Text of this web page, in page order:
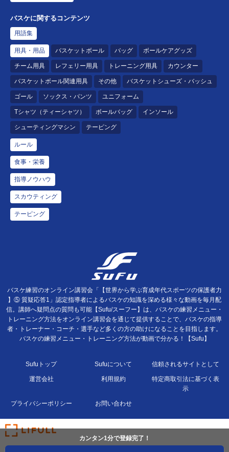
バスケに関するコンテンツ
用語集
用具・用品 バスケットボール バッグ ボールケアグッズ
チーム用具 レフェリー用具 トレーニング用具 カウンター
バスケットボール関連用具 その他 バスケットシューズ・バッシュ
ゴール ソックス・パンツ ユニフォーム
Tシャツ（ティーシャツ） ボールバッグ インソール
シューティングマシン テーピング
ルール
食事・栄養
指導ノウハウ
スカウティング
テーピング
カンタン1分で登録完了！
バスケ練習のオンライン講習会「【世界から学ぶ育成年代スポーツの保護者力
】⑤ 質疑応答1」認定指導者によるバスケの知識を深める様々な動画を毎月配
信。講師へ疑問点の質問も可能【Sufu/スーフー】は、バスケの練習メニュー・
トレーニング方法をオンライン講習会を通じて提供することで、バスケの指導
者・トレーナー・コーチ・選手など多くの方の助けになることを目指します。
バスケの練習メニュー・トレーニング方法が動画で分かる！【Sufu】
Sufuトップ Sufuについて 信頼されるサイトとして
運営会社 利用規約
特定商取引法に基づく表
示
プライバシーポリシー お問い合わせ